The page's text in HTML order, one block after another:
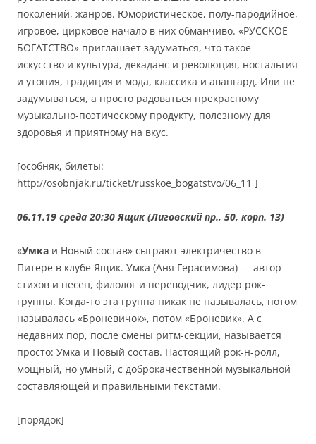
поколений, жанров. Юмористическое, полу-пародийное,
игровое, цирковое начало в них обманчиво. «РУССКОЕ
БОГАТСТВО» приглашает задуматься, что такое
искусство и культура, декаданс и революция, ностальгия
и утопия, традиция и мода, классика и авангард. Или не
задумываться, а просто радоваться прекрасному
музыкально-поэтическому продукту, полезному для
здоровья и приятному на вкус.
[особняк, билеты:
http://osobnjak.ru/ticket/russkoe_bogatstvo/06_11 ]
06.11.19 среда 20:30 Ящик (Лиговский пр., 50, корп. 13)
«Умка и Новый состав» сыграют электричество в
Питере в клубе Ящик. Умка (Аня Герасимова) — автор
стихов и песен, филолог и переводчик, лидер рок-
группы. Когда-то эта группа никак не называлась, потом
называлась «Броневичок», потом «Броневик». А с
недавних пор, после смены ритм-секции, называется
просто: Умка и Новый состав. Настоящий рок-н-ролл,
мощный, но умный, с доброкачественной музыкальной
составляющей и правильными текстами.
[порядок]